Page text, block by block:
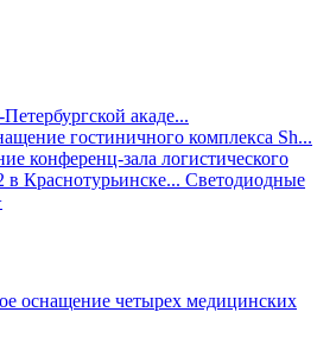
акаде...
гостиничного комплекса Sh...
конференц-зала логистического
Краснотурьинске... Светодиодные
оснащение четырех медицинских